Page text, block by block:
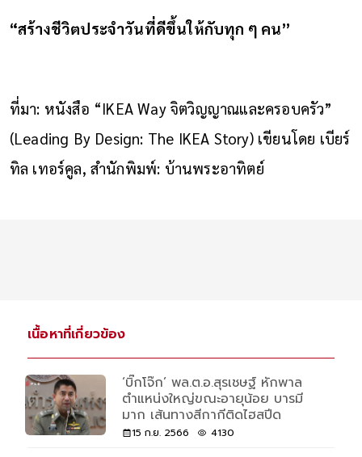
“สร้างชีวิตประจำวันที่ดีขึ้นให้กับทุก ๆ คน”
ที่มา: หนังสือ “IKEA Way จิตวิญญาณและครอบครัว”
(Leading By Design: The IKEA Story) เขียนโดย เบียร์
ทิล เทอร์คูล, สำนักพิมพ์: บ้านพระอาทิตย์
เนื้อหาที่เกี่ยวข้อง
‘บิ๊กโจ๊ก’ พล.ต.อ.สุรเชษฐ์ หักพาล
ตำแหน่งใหญ่ขณะอายุน้อย บารมี
มาก เส้นทางสีกากีติดไฮสปีด
15 ก.ย. 2566 4130